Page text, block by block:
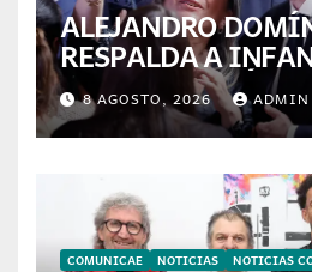
ALEJANDRO
RESPALDA A
CALI: «ES EL
FÚTBOL»
8 AGOSTO, 2026 ADMIN
COMUNICAE NOTICIAS NOTICIAS